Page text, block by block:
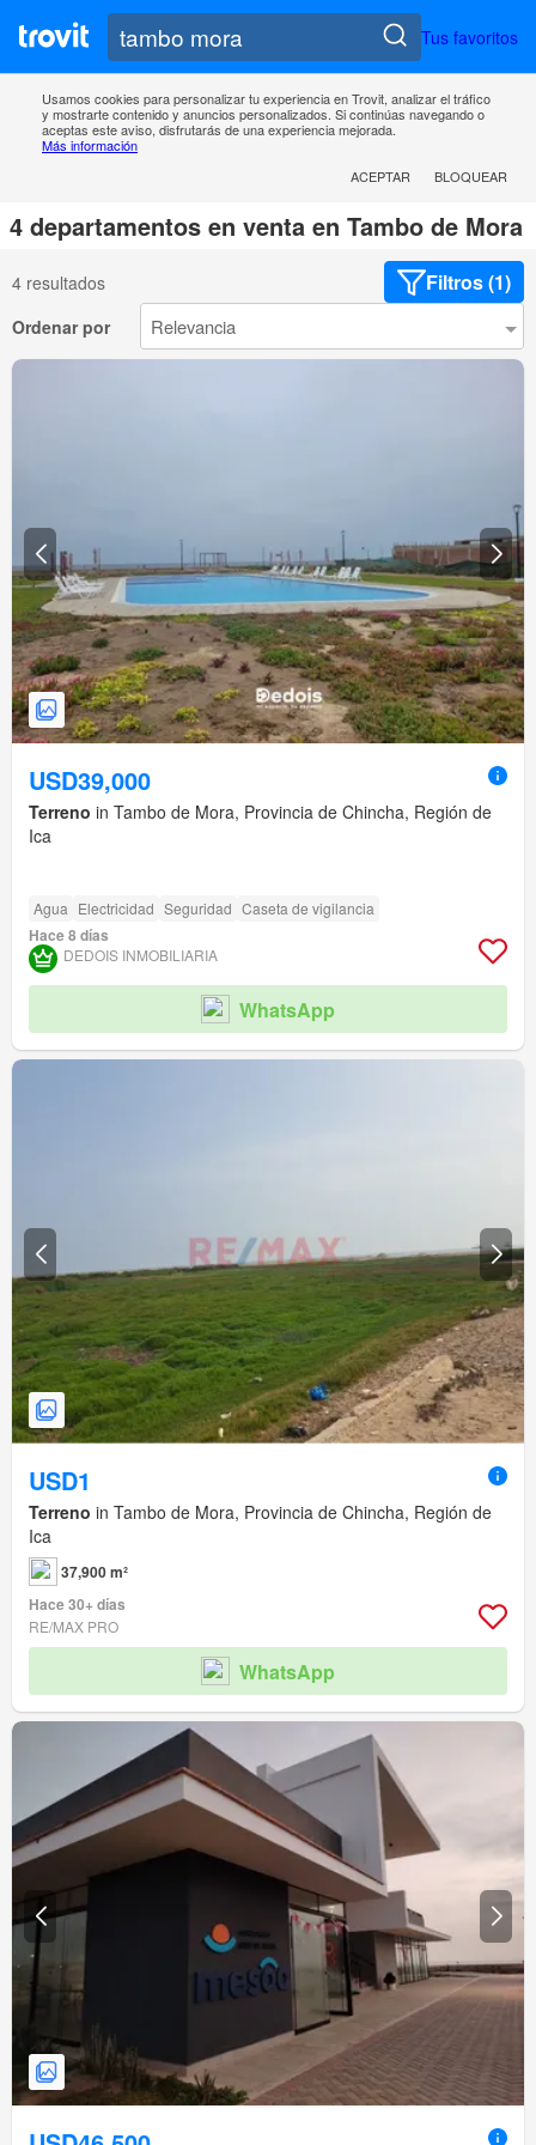
Tus favoritos
Usamos cookies para personalizar tu experiencia en Trovit, analizar el tráfico
y mostrarte contenido y anuncios personalizados. Si continúas navegando o
aceptas este aviso, disfrutarás de una experiencia mejorada.
Más información
ACEPTAR
BLOQUEAR
4 departamentos en venta en Tambo de Mora
4 resultados Filtros (1)
Ordenar por
USD39,000
Terreno in Tambo de Mora, Provincia de Chincha, Región de
Ica
Agua Electricidad Seguridad Caseta de vigilancia
Hace 8 días
DEDOIS INMOBILIARIA
WhatsApp
USD1
Terreno in Tambo de Mora, Provincia de Chincha, Región de
Ica
37,900 m²
Hace 30+ días
RE/MAX PRO
WhatsApp